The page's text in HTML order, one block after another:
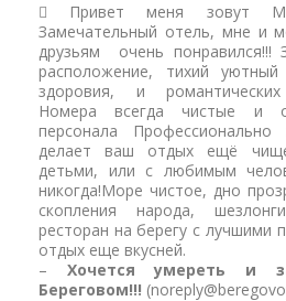
Привет меня зовут
Замечательный отель, мне и
друзьям очень понравился!!!
расположение, тихий уютный
здоровия, и романтических
Номера всегда чистые и
персонала
делает ваш отдых ещё
детьми, или с любимым
никогда!Море чистое, дно
скопления народа,
ресторан на берегу с лучшими
отдых еще вкусней.
– Хочется умереть и
Береговом!!!